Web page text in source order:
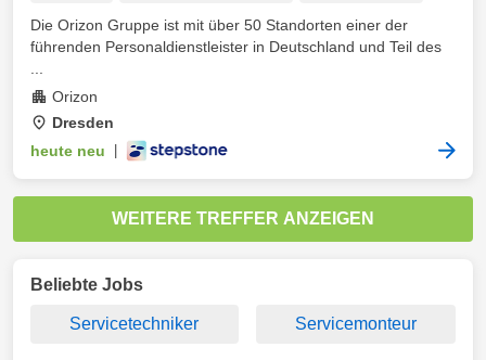
Die Orizon Gruppe ist mit über 50 Standorten einer der
führenden Personaldienstleister in Deutschland und Teil des
Orizon
Dresden
heute neu
WEITERE TREFFER ANZEIGEN
Beliebte Jobs
Servicetechniker Servicemonteur